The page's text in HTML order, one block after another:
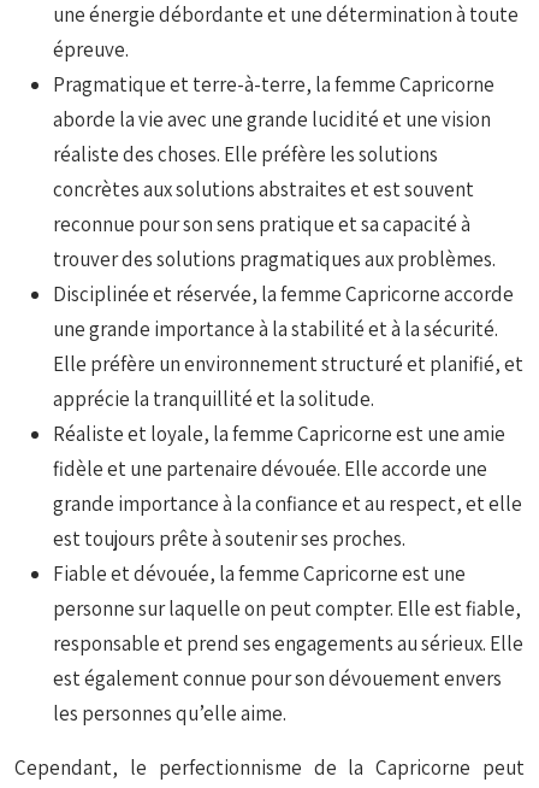
une énergie débordante et une détermination à toute
épreuve.
Pragmatique et terre-à-terre, la femme Capricorne
aborde la vie avec une grande lucidité et une vision
réaliste des choses. Elle préfère les solutions
concrètes aux solutions abstraites et est souvent
reconnue pour son sens pratique et sa capacité à
trouver des solutions pragmatiques aux problèmes.
Disciplinée et réservée, la femme Capricorne accorde
une grande importance à la stabilité et à la sécurité.
Elle préfère un environnement structuré et planifié, et
apprécie la tranquillité et la solitude.
Réaliste et loyale, la femme Capricorne est une amie
fidèle et une partenaire dévouée. Elle accorde une
grande importance à la confiance et au respect, et elle
est toujours prête à soutenir ses proches.
Fiable et dévouée, la femme Capricorne est une
personne sur laquelle on peut compter. Elle est fiable,
responsable et prend ses engagements au sérieux. Elle
est également connue pour son dévouement envers
les personnes qu’elle aime.
Cependant, le perfectionnisme de la Capricorne peut